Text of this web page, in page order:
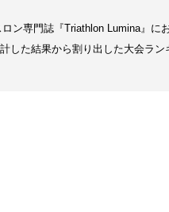
ン専門誌『Triathlon Lumina』に
した結果から割り出した大会ラン